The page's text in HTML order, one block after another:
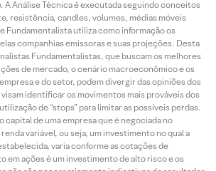
A Análise Técnica é executada seguindo conceitos
resistência, candles, volumes, médias móveis
Fundamentalista utiliza como informação os
companhias emissoras e suas projeções. Desta
Fundamentalistas, que buscam os melhores
de mercado, o cenário macroeconômico e os
e do setor, podem divergir das opiniões dos
identificar os movimentos mais prováveis dos
de “stops” para limitar as possíveis perdas.
capital de uma empresa que é negociada no
variável, ou seja, um investimento no qual a
varia conforme as cotações de
em ações é um investimento de alto risco e os